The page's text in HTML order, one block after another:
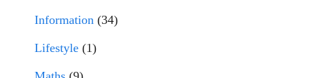
Information (34)
Lifestyle (1)